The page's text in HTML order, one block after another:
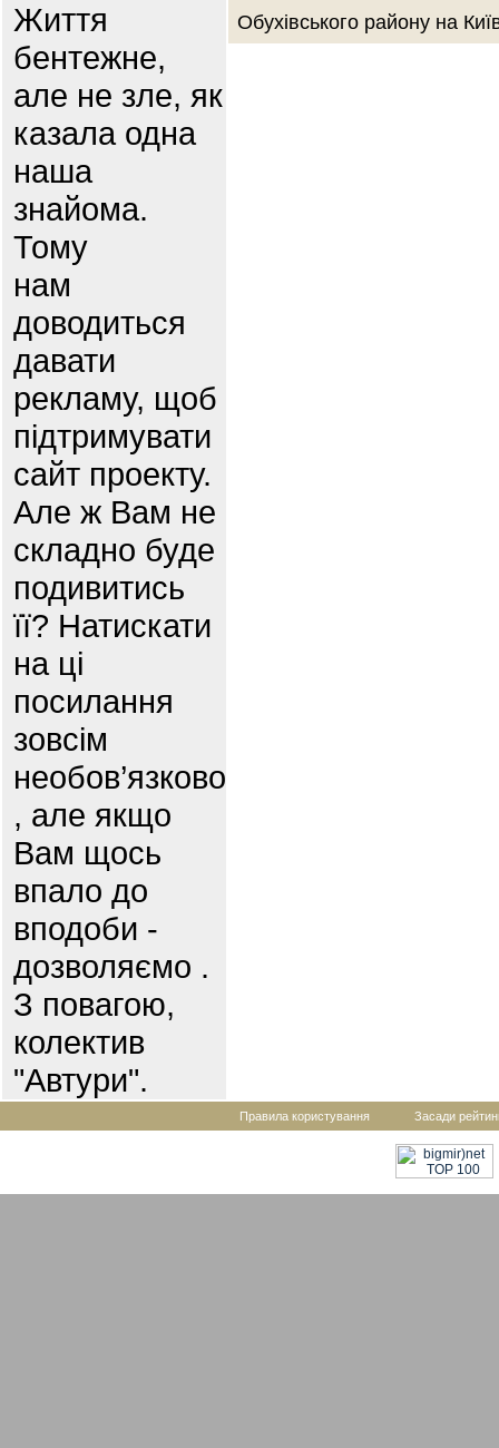
Життя
бентежне,
але не зле, як
казала одна
наша
знайома.
Тому
нам
доводиться
давати
рекламу, щоб
підтримувати
сайт проекту.
Але ж Вам не
складно буде
подивитись
її? Натискати
на ці
посилання
зовсім
необов’язково
, але якщо
Вам щось
впало до
вподоби -
дозволяємо .
З повагою,
колектив
"Автури".
Обухівського району на
Правила користування Засади